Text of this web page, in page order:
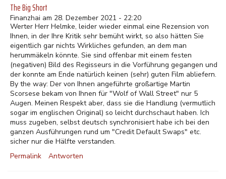
The Big Short
Finanzhai am 28. Dezember 2021 - 22:20
Werter Herr Helmke, leider wieder einmal eine Rezension von
Ihnen, in der Ihre Kritik sehr bemüht wirkt, so also hätten Sie
eigentlich gar nichts Wirkliches gefunden, an dem man
herummäkeln könnte. Sie sind offenbar mit einem festen
(negativen) Bild des Regisseurs in die Vorführung gegangen und
der konnte am Ende natürlich keinen (sehr) guten Film abliefern.
By the way: Der von Ihnen angeführte großartige Martin
Scorsese bekam von Ihnen für "Wolf of Wall Street" nur 5
Augen. Meinen Respekt aber, dass sie die Handlung (vermutlich
sogar im englischen Original) so leicht durchschaut haben. Ich
muss zugeben, selbst deutsch synchronisiert habe ich bei den
ganzen Ausführungen rund um "Credit Default Swaps" etc.
sicher nur die Hälfte verstanden.
Permalink
Antworten